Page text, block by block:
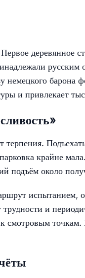
деревянное
немецкого
и привлекает
терпения.
крайне
подъём около
испытанием,
и
точкам.